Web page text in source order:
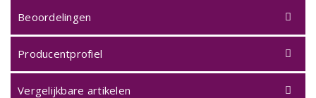
Beoordelingen
Producentprofiel
Vergelijkbare artikelen